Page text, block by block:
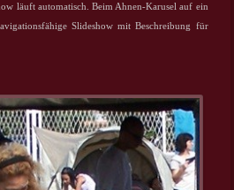
läuft automatisch . Beim Ahnen-Karusel auf ein
Slideshow mit Beschreibung für